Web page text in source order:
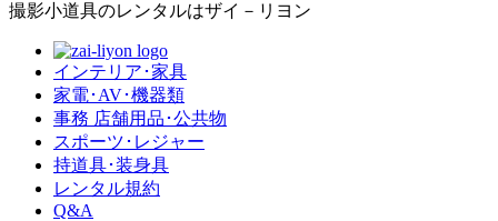
撮影小道具のレンタルはザイ－リヨン
インテリア･家具
家電･AV･機器類
事務 店舗用品･公共物
スポーツ･レジャー
持道具･装身具
レンタル規約
Q&A